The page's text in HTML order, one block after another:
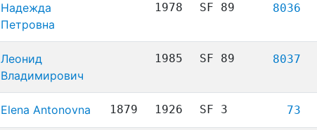
Надежда
Петровна
1978 SF 89 8036
Леонид
Владимирович
1985 SF 89 8037
Elena Antonovna 1879 1926 SF 3 73